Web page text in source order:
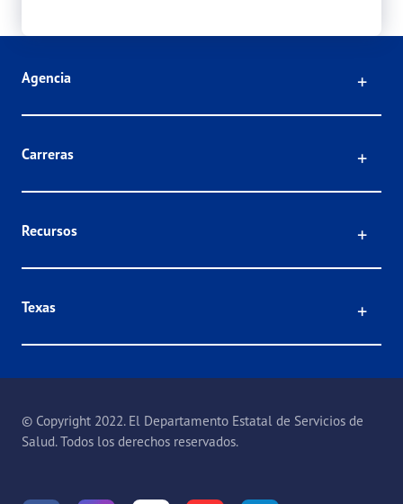
Agencia
Carreras
Recursos
Texas
© Copyright 2022. El Departamento Estatal de Servicios de
Salud. Todos los derechos reservados.